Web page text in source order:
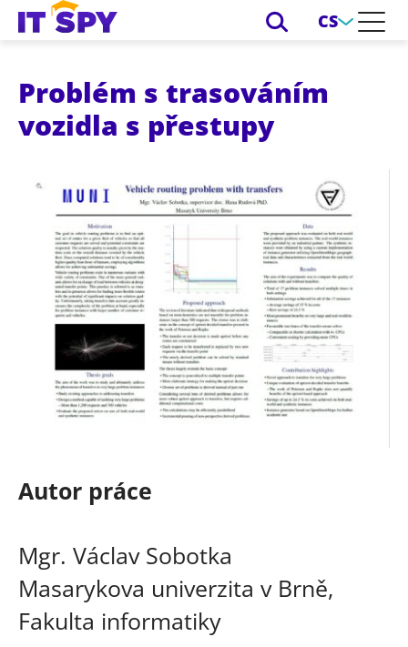
CS
Problém s trasováním
vozidla s přestupy
Autor práce
Mgr. Václav Sobotka
Masarykova univerzita v Brně,
Fakulta informatiky